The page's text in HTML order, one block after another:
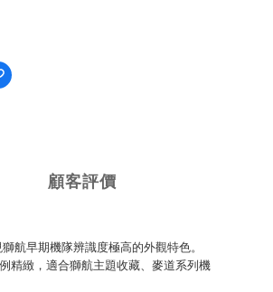
顧客評價
航早期機隊辨識度極高的外觀特色。
精緻，適合獅航主題收藏、麥道系列機